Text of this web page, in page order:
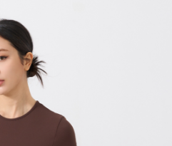
$2000|6件$2700
$2000 | 6件$2700